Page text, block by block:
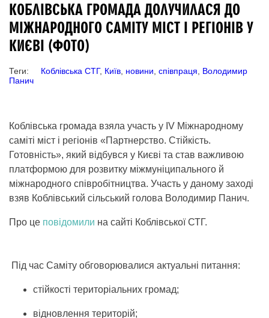
КОБЛІВСЬКА ГРОМАДА ДОЛУЧИЛАСЯ ДО
МІЖНАРОДНОГО САМІТУ МІСТ І РЕГІОНІВ У
КИЄВІ (ФОТО)
Теги: Коблівська СТГ, Київ новини співпраця
Володимир
Панич
Коблівська громада взяла участь у IV Міжнародному
саміті міст і регіонів «Партнерство. Стійкість.
Готовність», який відбувся у Києві та став важливою
платформою для розвитку міжмуніципального й
міжнародного співробітництва. Участь у даному заході
взяв Коблівський сільський голова Володимир Панич.
Про це повідомили на сайті Коблівської СТГ.
Під час Саміту обговорювалися актуальні питання:
стійкості територіальних громад;
відновлення територій;